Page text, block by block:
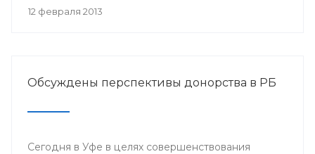
врачи урологи, хирурги, онкологи республики, а
12 февраля 2013
Обсуждены перспективы донорства в РБ
Сегодня в Уфе в целях совершенствования